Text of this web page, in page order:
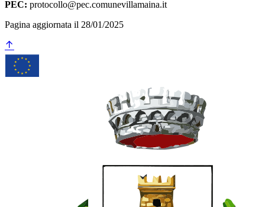
PEC: protocollo@pec.comunevillamaina.it
Pagina aggiornata il 28/01/2025